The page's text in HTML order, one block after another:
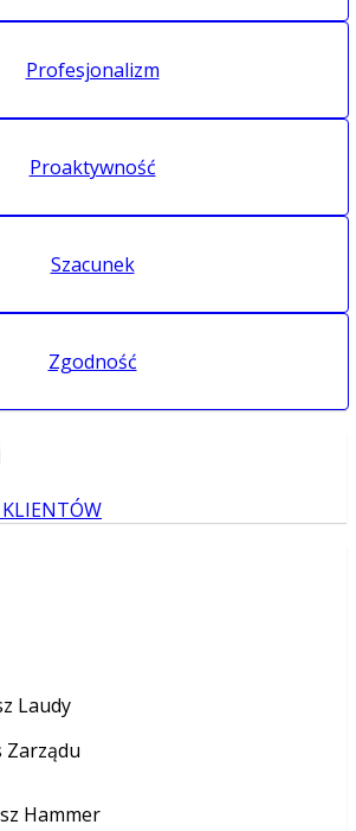
Profesjonalizm
Proaktywność
Szacunek
Zgodność
Laudy
Zarządu
Hammer